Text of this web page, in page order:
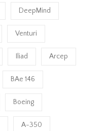
DeepMind
Venturi
Iliad Arcep
BAe 146
Boeing
A-350